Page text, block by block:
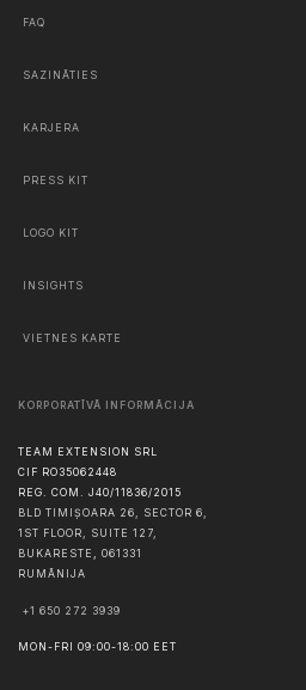
FAQ
SAZINĀTIES
KARJERA
PRESS KIT
LOGO KIT
INSIGHTS
VIETNES KARTE
KORPORATĪVĀ INFORMĀCIJA
TEAM EXTENSION SRL
CIF RO35062448
REG. COM. J40/11836/2015
BLD TIMIȘOARA 26, SECTOR 6,
1ST FLOOR, SUITE 127,
BUKARESTE , 061331
RUMĀNIJA
+1 650 272 3939
MON-FRI 09:00-18:00 EET